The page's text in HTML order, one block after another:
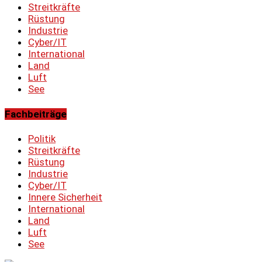
Streitkräfte
Rüstung
Industrie
Cyber/IT
International
Land
Luft
See
Fachbeiträge
Politik
Streitkräfte
Rüstung
Industrie
Cyber/IT
Innere Sicherheit
International
Land
Luft
See